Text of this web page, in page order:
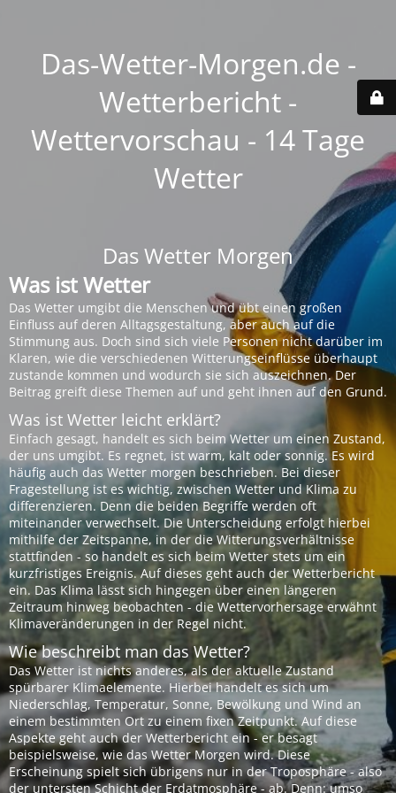
Das-Wetter-Morgen.de -
Wetterbericht -
Wettervorschau - 14 Tage
Wetter
Das Wetter Morgen
Was ist Wetter
Das Wetter umgibt die Menschen und übt einen großen
Einfluss auf deren Alltagsgestaltung, aber auch auf die
Stimmung aus. Doch sind sich viele Personen nicht darüber im
Klaren, wie die verschiedenen Witterungseinflüsse überhaupt
zustande kommen und wodurch sie sich auszeichnen. Der
Beitrag greift diese Themen auf und geht ihnen auf den Grund.
Was ist Wetter leicht erklärt?
Einfach gesagt, handelt es sich beim Wetter um einen Zustand,
der uns umgibt. Es regnet, ist warm, kalt oder sonnig. Es wird
häufig auch das Wetter morgen beschrieben. Bei dieser
Fragestellung ist es wichtig, zwischen Wetter und Klima zu
differenzieren. Denn die beiden Begriffe werden oft
miteinander verwechselt. Die Unterscheidung erfolgt hierbei
mithilfe der Zeitspanne, in der die Witterungsverhältnisse
stattfinden - so handelt es sich beim Wetter stets um ein
kurzfristiges Ereignis. Auf dieses geht auch der Wetterbericht
ein. Das Klima lässt sich hingegen über einen längeren
Zeitraum hinweg beobachten - die Wettervorhersage erwähnt
Klimaveränderungen in der Regel nicht.
Wie beschreibt man das Wetter?
Das Wetter ist nichts anderes, als der aktuelle Zustand
spürbarer Klimaelemente. Hierbei handelt es sich um
Niederschlag, Temperatur, Sonne, Bewölkung und Wind an
einem bestimmten Ort zu einem fixen Zeitpunkt. Auf diese
Aspekte geht auch der Wetterbericht ein - er besagt
beispielsweise, wie das Wetter Morgen wird. Diese
Erscheinung spielt sich übrigens nur in der Troposphäre - also
der untersten Schicht der Erdatmosphäre - ab. Denn: umso